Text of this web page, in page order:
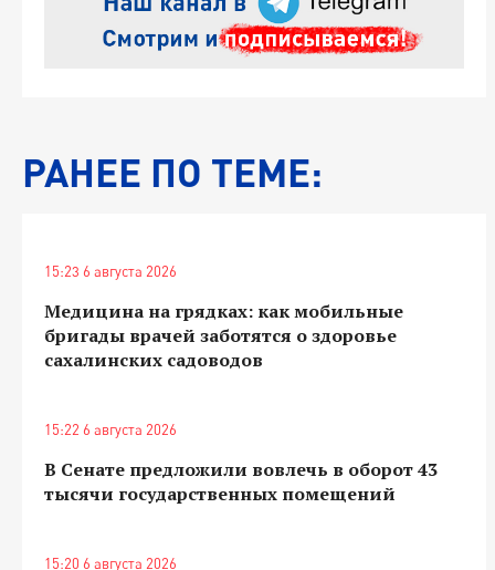
РАНЕЕ ПО ТЕМЕ:
15:23 6 августа 2026
Медицина на грядках: как мобильные
бригады врачей заботятся о здоровье
сахалинских садоводов
15:22 6 августа 2026
В Сенате предложили вовлечь в оборот 43
тысячи государственных помещений
15:20 6 августа 2026